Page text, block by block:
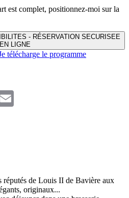
est complet, positionnez-moi sur la
SECURISEE
EN LIGNE
télécharge le programme
réputés de Louis II de Bavière aux
originaux...